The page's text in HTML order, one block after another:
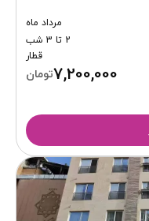
مرداد ماه
2 تا 3 شب
قطار
7,200,000تومان